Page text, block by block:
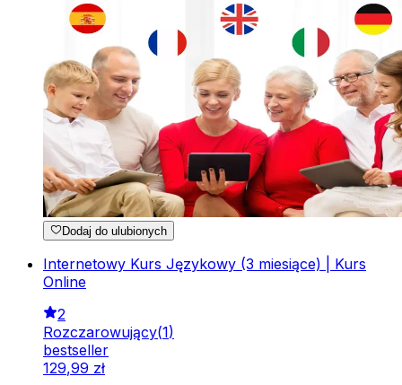
Dodaj do ulubionych
Internetowy Kurs Językowy (3 miesiące) | Kurs
Online
2
Rozczarowujący(1)
bestseller
129,99 zł